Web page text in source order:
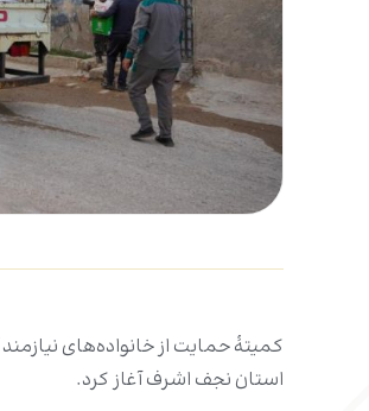
کمیتۀ حمایت از خانواده‌های
استان نجف اشرف آغاز کرد.